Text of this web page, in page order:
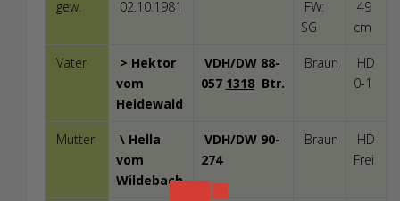
gew. 02.10.1981
FW:
SG
49
cm
Vater
> Hektor
vom
Heidewald
VDH/DW 88-
057 1318Btr.
Braun
HD
0-1
Mutter
\ Hella
vom
Wildebach
VDH/DW 90-
274
Braun
HD-
Frei